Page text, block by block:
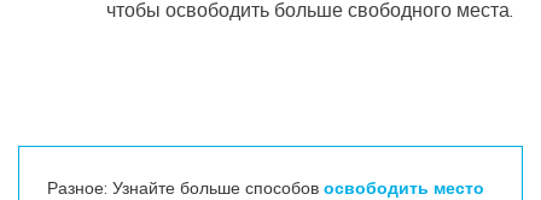
чтобы освободить больше свободного места.
Разное: Узнайте больше способовосвободить место